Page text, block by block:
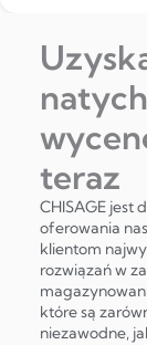
teraz
CHISAGE jest
oferowania
klientom
rozwiązań w
które są
niezawodne,